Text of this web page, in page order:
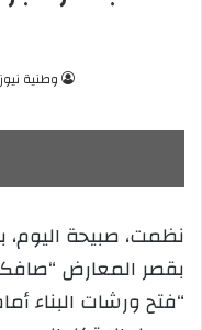
وطنية نيوز
نظمت، صبيحة اليوم،
بقصر المعارض
“فتح ورشات البناء